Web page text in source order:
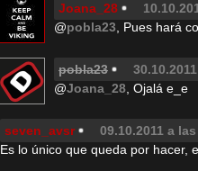
Joana_28
@pobla23 , Pues hará
pobla23
@Joana_28 , Ojalá e_e
seven_avsr 09.10.2011 a
Es lo único que queda por hacer,